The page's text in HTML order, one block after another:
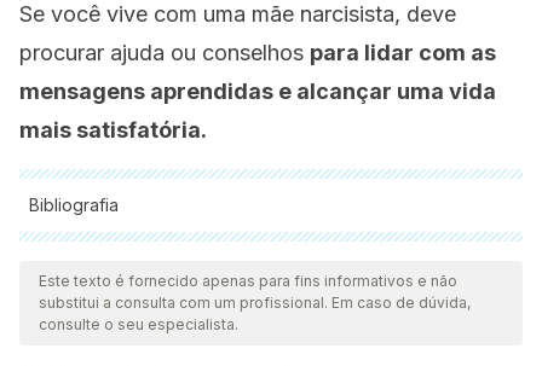
Se você vive com uma mãe narcisista, deve
procurar ajuda ou conselhos para lidar com as
mensagens aprendidas e alcançar uma vida
mais satisfatória.
Bibliografia
Todas as fontes citadas foram minuciosamente revisadas por
nossa equipe para garantir sua qualidade, confiabilidade,
atualidade e validade. A bibliografia deste artigo foi
Este texto é fornecido apenas para fins informativos e não
substitui a consulta com um profissional. Em caso de dúvida,
consulte o seu especialista.